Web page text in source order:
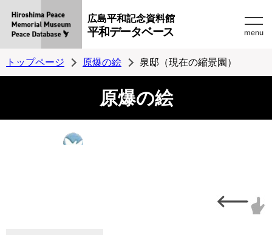
広島平和記念資料館
平和データベース menu
トップページ 原爆の絵 泉邸（現在の縮景園）
原爆の絵